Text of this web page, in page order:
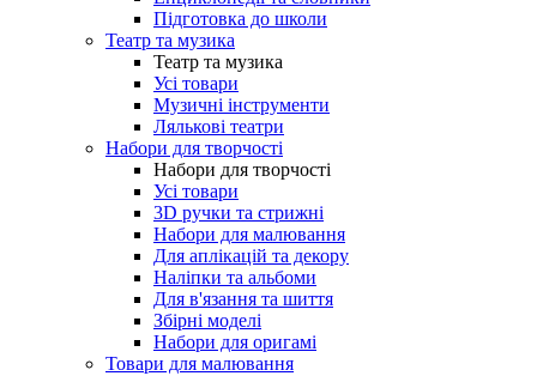
Підготовка до школи
Театр та музика
Театр та музика
Усі товари
Музичні інструменти
Лялькові театри
Набори для творчості
Набори для творчості
Усі товари
3D ручки та стрижні
Набори для малювання
Для аплікацій та декору
Наліпки та альбоми
Для в'язання та шиття
Збірні моделі
Набори для оригамі
Товари для малювання